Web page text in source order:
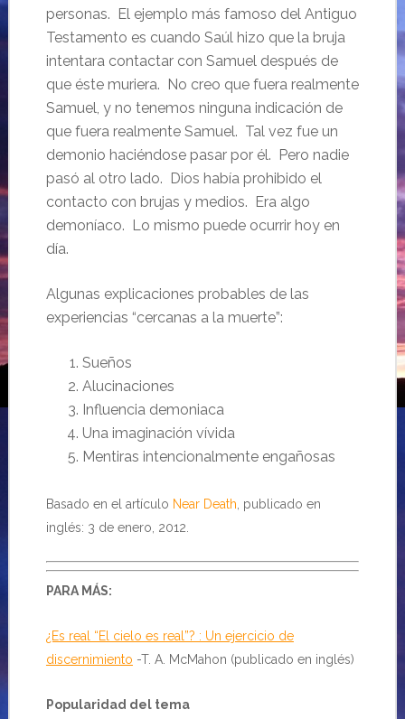
personas. El ejemplo más famoso del Antiguo
Testamento es cuando Saúl hizo que la bruja
intentara contactar con Samuel después de
que éste muriera. No creo que fuera realmente
Samuel, y no tenemos ninguna indicación de
que fuera realmente Samuel. Tal vez fue un
demonio haciéndose pasar por él. Pero nadie
pasó al otro lado. Dios había prohibido el
contacto con brujas y medios. Era algo
demoníaco. Lo mismo puede ocurrir hoy en
día.
Algunas explicaciones probables de las
experiencias “cercanas a la muerte”:
Sueños
Alucinaciones
Influencia demoniaca
Una imaginación vívida
Mentiras intencionalmente engañosas
Basado en el artículo Near Death , publicado en
inglés: 3 de enero, 2012.
PARA MÁS:
¿Es real “El cielo es real”? : Un ejercicio de
discernimiento -T. A. McMahon (publicado en inglés)
Popularidad del tema